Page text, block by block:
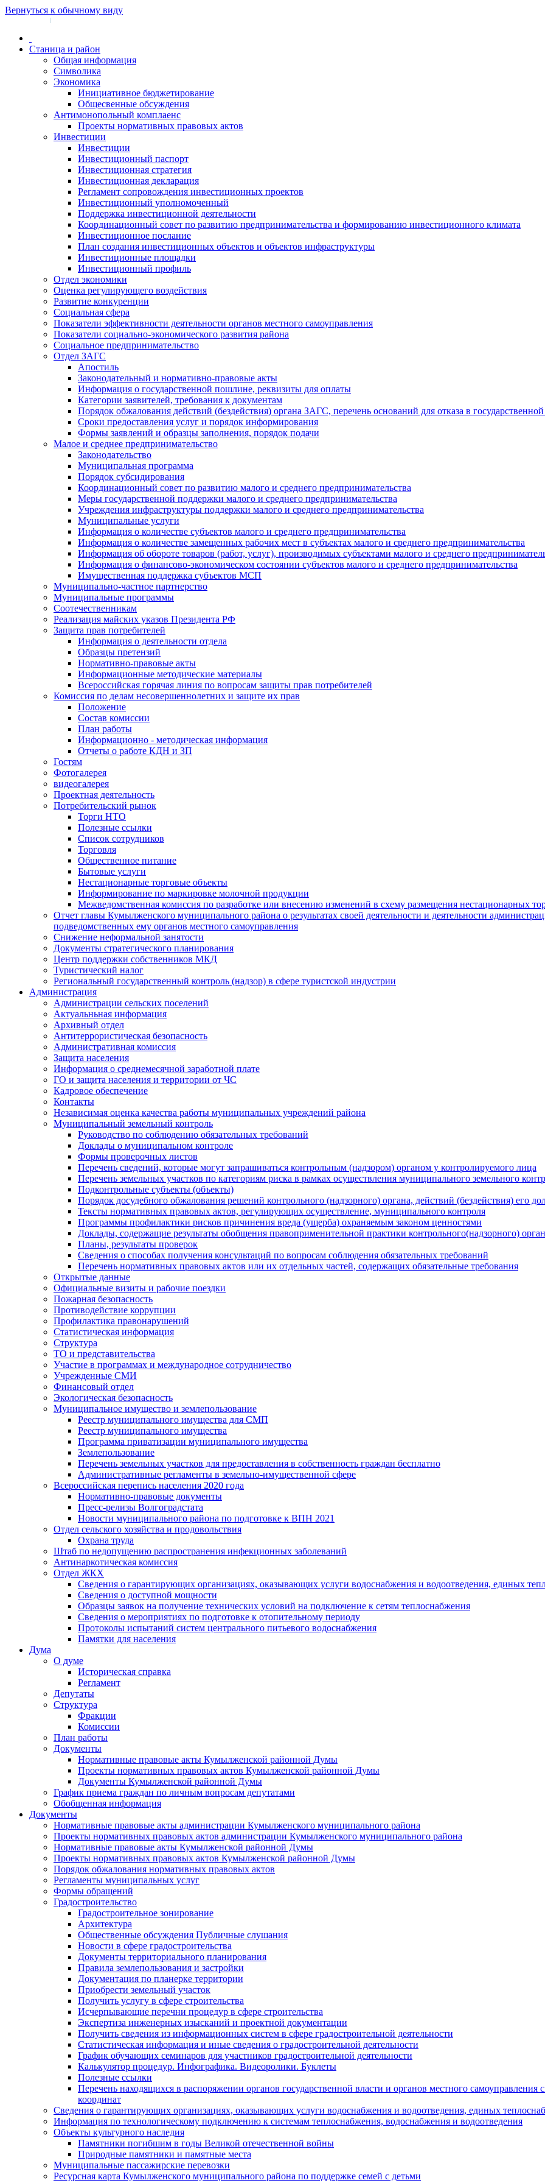
Вернуться к обычному виду
|
Станица и район
Общая информация
Символика
Экономика
Инициативное бюджетирование
Общесвенные обсуждения
Антимонопольный комплаенс
Проекты нормативных правовых актов
Инвестиции
Инвестиции
Инвестиционный паспорт
Инвестиционная стратегия
Инвестиционная декларация
Регламент сопровождения инвестиционных проектов
Инвестиционный уполномоченный
Поддержка инвестиционной деятельности
Координационный совет по развитию предпринимательства и формированию инвестиционного климата
Инвестиционное послание
План создания инвестиционных объектов и объектов инфраструктуры
Инвестиционные площадки
Инвестиционный профиль
Отдел экономики
Оценка регулирующего воздействия
Развитие конкуренции
Социальная сфера
Показатели эффективности деятельности органов местного самоуправления
Показатели социально-экономического развития района
Социальное предпринимательство
Отдел ЗАГС
Апостиль
Законодательный и нормативно-правовые акты
Информация о государственной пошлине, реквизиты для оплаты
Категории заявителей, требования к документам
Порядок обжалования действий (бездействия) органа ЗАГС, перечень оснований для отказа в
Сроки предоставления услуг и порядок информирования
Формы заявлений и образцы заполнения, порядок подачи
Малое и среднее предпринимательство
Законодательство
Муниципальная программа
Порядок субсидирования
Координационный совет по развитию малого и среднего предпринимательства
Меры государственной поддержки малого и среднего предпринимательства
Учреждения инфраструктуры поддержки малого и среднего предпринимательства
Муниципальные услуги
Информация о количестве субъектов малого и среднего предпринимательства
Информация о количестве замещенных рабочих мест в субъектах малого и среднего предпринимательства
Информация об обороте товаров (работ, услуг), производимых субъектами малого и среднего
Информация о финансово-экономическом состоянии субъектов малого и среднего предпринимательства
Имущественная поддержка субъектов МСП
Муниципально-частное партнерство
Муниципальные программы
Соотечественникам
Реализация майских указов Президента РФ
Защита прав потребителей
Информация о деятельности отдела
Образцы претензий
Нормативно-правовые акты
Информационные методические материалы
Всероссийская горячая линия по вопросам защиты прав потребителей
Комиссия по делам несовершеннолетних и защите их прав
Положение
Состав комиссии
План работы
Информационно - методическая информация
Отчеты о работе КДН и ЗП
Гостям
Фотогалерея
видеогалерея
Проектная деятельность
Потребительский рынок
Торги НТО
Полезные ссылки
Список сотрудников
Торговля
Общественное питание
Бытовые услуги
Нестационарные торговые объекты
Информирование по маркировке молочной продукции
Межведомственная комиссия по разработке или внесению изменений в схему размещения нестационарных
Отчет главы Кумылженского муниципального района о результатах своей деятельности и деятельности
подведомственных ему органов местного самоуправления
Снижение неформальной занятости
Документы стратегического планирования
Центр поддержки собственников МКД
Туристический налог
Региональный государственный контроль (надзор) в сфере туристской индустрии
Администрация
Администрации сельских поселений
Актуальньная информация
Архивный отдел
Антитеррористическая безопасность
Административная комиссия
Защита населения
Информация о среднемесячной заработной плате
ГО и защита населения и территории от ЧС
Кадровое обеспечение
Контакты
Независимая оценка качества работы муниципальных учреждений района
Муниципальный земельный контроль
Руководство по соблюдению обязательных требований
Доклады о муниципальном контроле
Формы проверочных листов
Перечень сведений, которые могут запрашиваться контрольным (надзором) органом у контролируемого лица
Перечень земельных участков по категориям риска в рамках осуществления муниципального земельного
Подконтрольные субъекты (объекты)
Порядок досудебного обжалования решений контрольного (надзорного) органа, действий (бездействия) его
Тексты нормативных правовых актов, регулирующих осуществление, муниципального контроля
Программы профилактики рисков причинения вреда (ущерба) охраняемым законом ценностями
Доклады, содержащие результаты обобщения правоприменительной практики контрольного(надзорного)
Планы, результаты проверок
Сведения о способах получения консультаций по вопросам соблюдения обязательных требований
Перечень нормативных правовых актов или их отдельных частей, содержащих обязательные требования
Открытые данные
Официальные визиты и рабочие поездки
Пожарная безопасность
Противодействие коррупции
Профилактика правонарушений
Статистическая информация
Структура
ТО и представительства
Участие в программах и международное сотрудничество
Учрежденные СМИ
Финансовый отдел
Экологическая безопасность
Муниципальное имущество и землепользование
Реестр муниципального имущества для СМП
Реестр муниципального имущества
Программа приватизации муниципального имущества
Землепользование
Перечень земельных участков для предоставления в собственность граждан бесплатно
Административные регламенты в земельно-имущественной сфере
Всероссийская перепись населения 2020 года
Нормативно-правовые документы
Пресс-релизы Волгоградстата
Новости муниципального района по подготовке к ВПН 2021
Отдел сельского хозяйства и продовольствия
Охрана труда
Штаб по недопущению распространения инфекционных заболеваний
Антинаркотическая комиссия
Отдел ЖКХ
Сведения о гарантирующих организациях, оказывающих услуги водоснабжения и водоотведения, единых
Сведения о доступной мощности
Образцы заявок на получение технических условий на подключение к сетям теплоснабжения
Сведения о мероприятиях по подготовке к отопительному периоду
Протоколы испытаний систем центрального питьевого водоснабжения
Памятки для населения
Дума
О думе
Историческая справка
Регламент
Депутаты
Структура
Фракции
Комиссии
План работы
Документы
Нормативные правовые акты Кумылженской районной Думы
Проекты нормативных правовых актов Кумылженской районной Думы
Документы Кумылженской районной Думы
График приема граждан по личным вопросам депутатами
Обобщенная информация
Документы
Нормативные правовые акты администрации Кумылженского муниципального района
Проекты нормативных правовых актов администрации Кумылженского муниципального района
Нормативные правовые акты Кумылженской районной Думы
Проекты нормативных правовых актов Кумылженской районной Думы
Порядок обжалования нормативных правовых актов
Регламенты муниципальных услуг
Формы обращений
Градостроительство
Градостроительное зонирование
Архитектура
Общественные обсуждения Публичные слушания
Новости в сфере градостроительства
Документы территориального планирования
Правила землепользования и застройки
Документация по планерке территории
Приобрести земельный участок
Получить услугу в сфере строительства
Исчерпывающие перечни процедур в сфере строительства
Экспертиза инженерных изысканий и проектной документации
Получить сведения из информационных систем в сфере градостроительной деятельности
Статистическая информация и иные сведения о градостроительной деятельности
График обучающих семинаров для участников градостроительной деятельности
Калькулятор процедур. Инфографика. Видеоролики. Буклеты
Полезные ссылки
Перечень находящихся в распоряжении органов государственной власти и органов местного
координат
Сведения о гарантирующих организациях, оказывающих услуги водоснабжения и водоотведения, единых
Информация по технологическому подключению к системам теплоснабжения, водоснабжения и водоотведения
Объекты культурного наследия
Памятники погибшим в годы Великой отечественной войны
Природные памятники и памятные места
Муниципальные пассажирские перевозки
Ресурсная карта Кумылженского муниципального района по поддержке семей с детьми